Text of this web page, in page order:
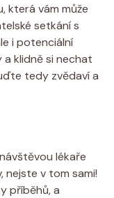
která vám může
setkání s
i potenciální
a klidně si nechat
tedy zvědaví a
lékaře
nejste v tom sami!
příběhů, a